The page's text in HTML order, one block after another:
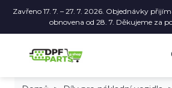
Zavřeno 17. 7. – 27. 7. 2026. Objednávky
obnovena od 28. 7. Děkujeme za